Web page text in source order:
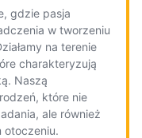
gdzie pasja
w tworzeniu
na terenie
charakteryzują
Naszą
które nie
ale również
otoczeniu.